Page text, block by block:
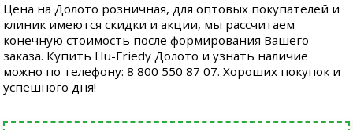
Цена на Долото розничная, для оптовых покупателей и
клиник имеются скидки и акции, мы рассчитаем
конечную стоимость после формирования Вашего
заказа. Купить Hu-Friedy Долото и узнать наличие
можно по телефону: 8 800 550 87 07. Хороших покупок и
успешного дня!